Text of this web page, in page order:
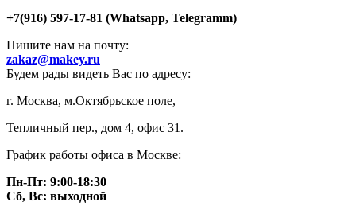
+7(916) 597-17-81 (Whatsapp, Telegramm)
Пишите нам на почту:
zakaz@makey.ru
Будем рады видеть Вас по адресу:
г. Москва, м.Октябрьское поле,
Тепличный пер., дом 4, офис 31.
График работы офиса в Москве:
Пн-Пт: 9:00-18:30
Сб, Вс: выходной